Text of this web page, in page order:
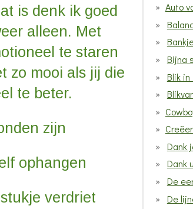
is denk ik goed
alleen. Met
te staren
zo mooi als jij die
te beter.
zijn
ophangen
verdriet
Auto
Bijna
Blik
Dank
Dank
De
De